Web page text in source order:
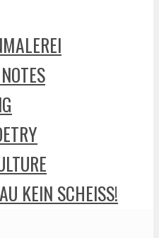
KEIN SCHEISS!